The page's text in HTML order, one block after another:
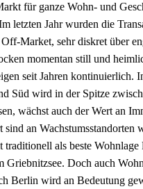
für ganze Wohn- und
letzten Jahr wurden die
Market, sehr diskret über
momentan still und
seit Jahren
Süd wird in der Spitze
wächst auch der Wert an
sind an
traditionell als beste
Griebnitzsee. Doch auch
Berlin wird an Bedeutung